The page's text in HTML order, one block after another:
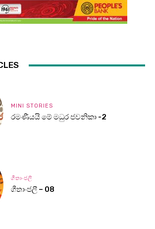
MINI STORIES
රමණීයයි මේ මධුර ජවනිකා -2
ගීතාංජලී
ගීතාංජලී – 08